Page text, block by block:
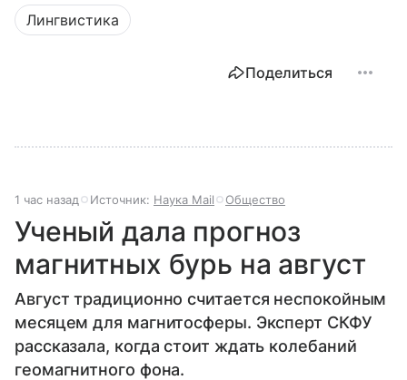
Лингвистика
Поделиться
1 час назад Источник: Наука Mail Общество
Ученый дала прогноз
магнитных бурь на август
Август традиционно считается неспокойным
месяцем для магнитосферы. Эксперт СКФУ
рассказала, когда стоит ждать колебаний
геомагнитного фона.